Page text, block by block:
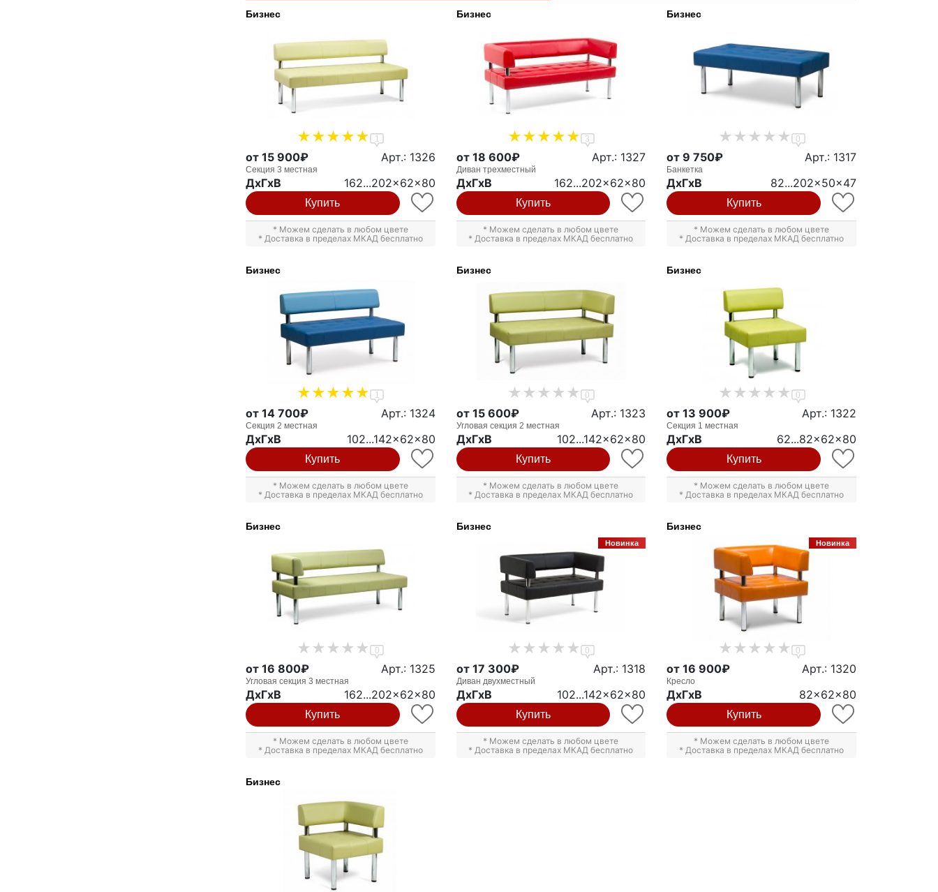
Бизнес
1
от 15 900₽ Арт.: 1326
Секция 3 местная
ДxГxВ 162...202x62x80
Купить
* Можем сделать в любом цвете
* Доставка в пределах МКАД бесплатно
Бизнес
3
от 18 600₽ Арт.: 1327
Диван трехместный
ДxГxВ 162...202x62x80
Купить
* Можем сделать в любом цвете
* Доставка в пределах МКАД бесплатно
Бизнес
0
от 9 750₽ Арт.: 1317
Банкетка
ДxГxВ 82...202x50x47
Купить
* Можем сделать в любом цвете
* Доставка в пределах МКАД бесплатно
Бизнес
1
от 14 700₽ Арт.: 1324
Секция 2 местная
ДxГxВ 102...142x62x80
Купить
* Можем сделать в любом цвете
* Доставка в пределах МКАД бесплатно
Бизнес
0
от 15 600₽ Арт.: 1323
Угловая секция 2 местная
ДxГxВ 102...142x62x80
Купить
* Можем сделать в любом цвете
* Доставка в пределах МКАД бесплатно
Бизнес
0
от 13 900₽ Арт.: 1322
Секция 1 местная
ДxГxВ 62...82x62x80
Купить
* Можем сделать в любом цвете
* Доставка в пределах МКАД бесплатно
Бизнес
0
от 16 800₽ Арт.: 1325
Угловая секция 3 местная
ДxГxВ 162...202x62x80
Купить
* Можем сделать в любом цвете
* Доставка в пределах МКАД бесплатно
Бизнес
Новинка
0
от 17 300₽ Арт.: 1318
Диван двухместный
ДxГxВ 102...142x62x80
Купить
* Можем сделать в любом цвете
* Доставка в пределах МКАД бесплатно
Бизнес
Новинка
0
от 16 900₽ Арт.: 1320
Кресло
ДxГxВ 82x62x80
Купить
* Можем сделать в любом цвете
* Доставка в пределах МКАД бесплатно
Бизнес